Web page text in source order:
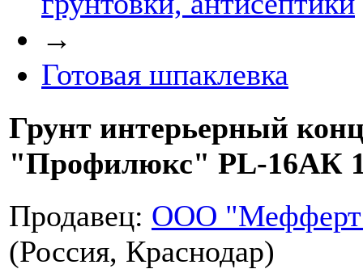
→
Готовая шпаклевка
Грунт интерьерный
"Профилюкс" PL-16АК
Продавец: ООО "Мефферт
(Россия, Краснодар)